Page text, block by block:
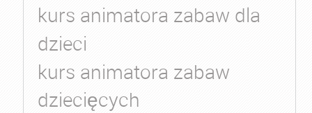
kurs animatora zabaw dla
dzieci
kurs animatora zabaw
dziecięcych